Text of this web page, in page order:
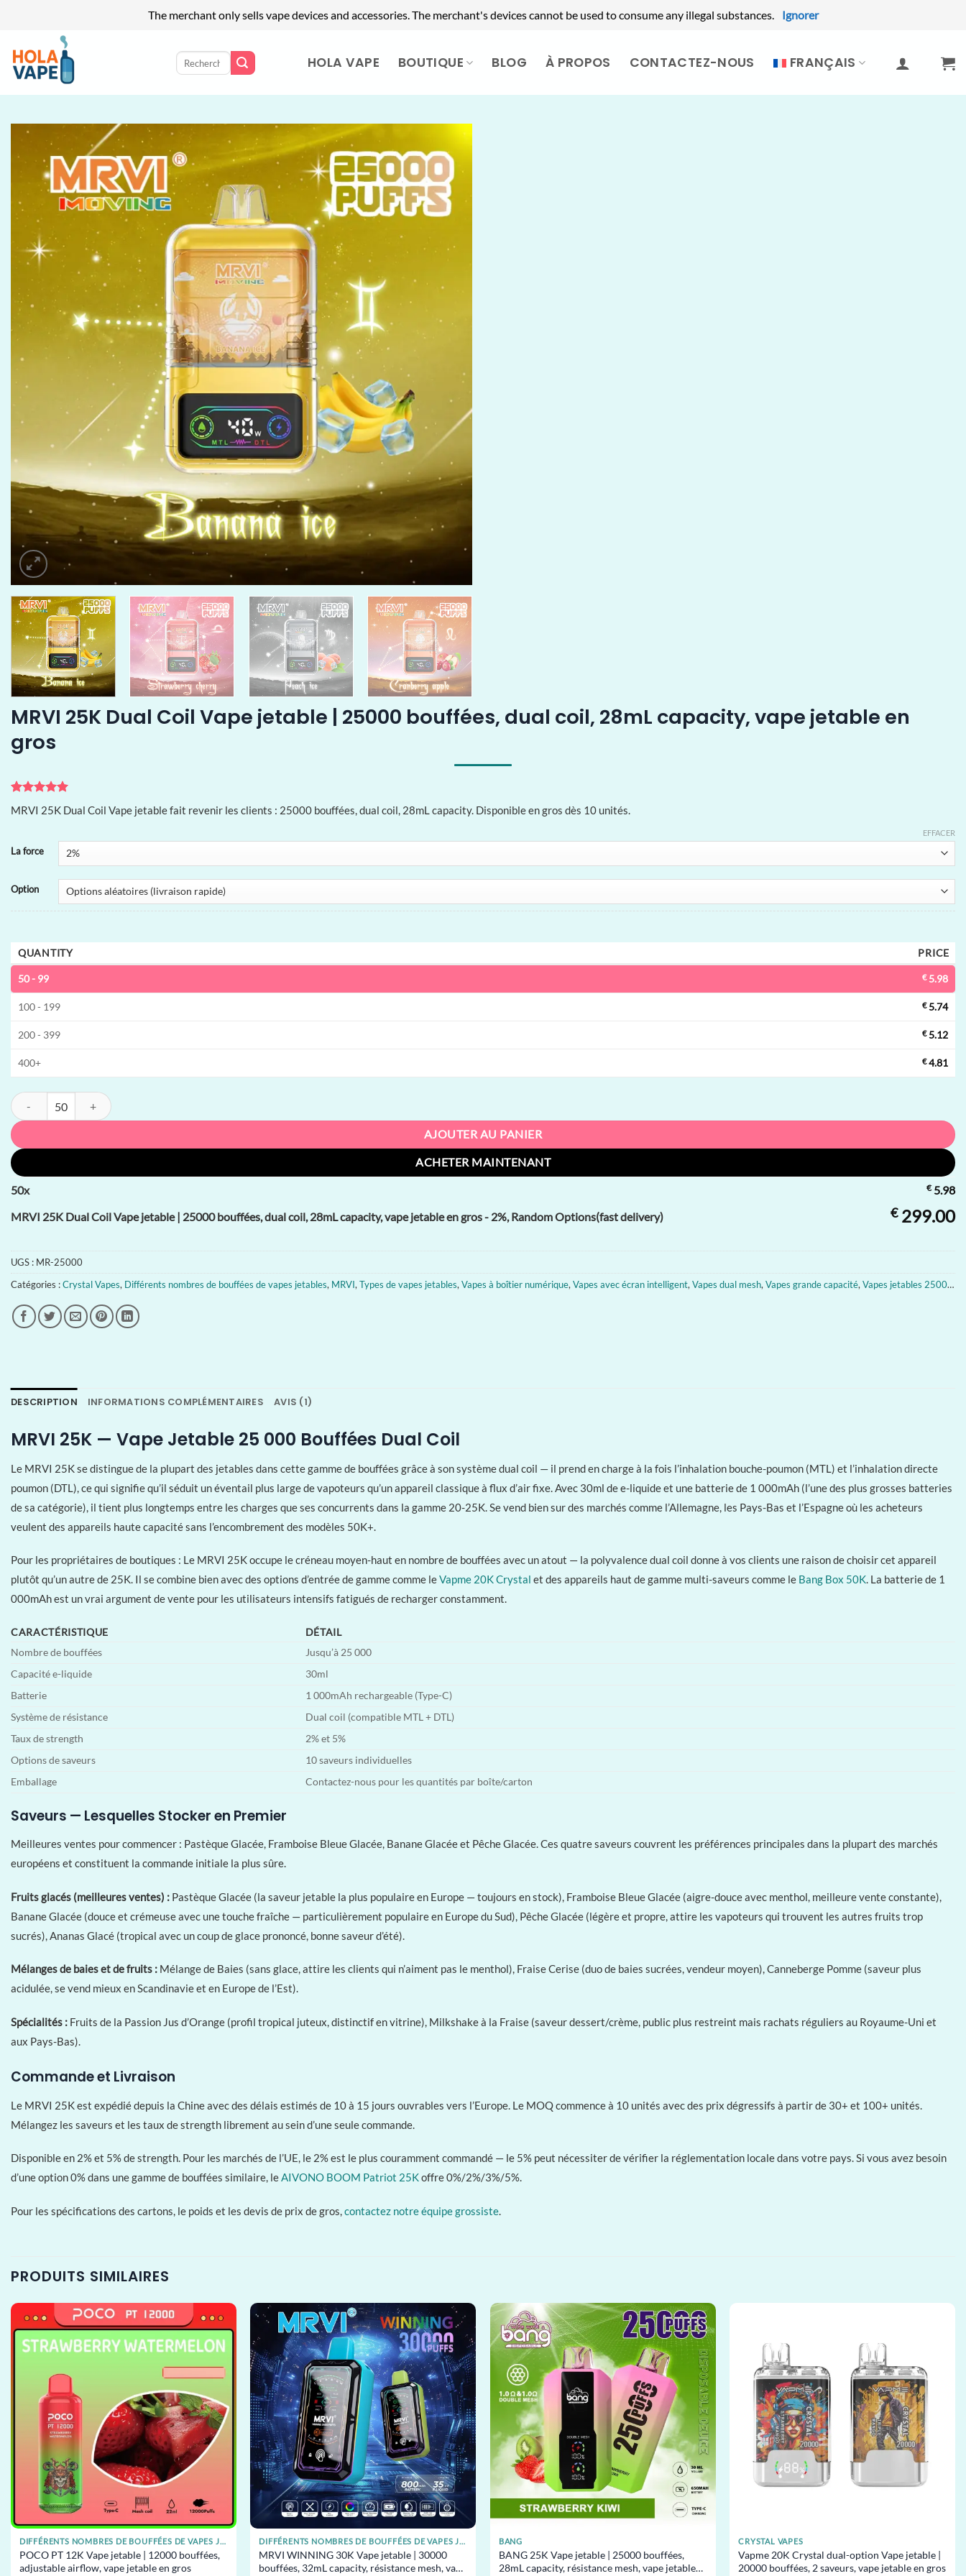
The merchant only sells vape devices and accessories. The merchant's devices cannot be used to consume any illegal substances.
Ignorer
contenu
Recherche
pour :
HOLA VAPE BOUTIQUE BLOG À PROPOS CONTACTEZ-NOUS FRANÇAIS
MRVI 25K Dual Coil Vape jetable | 25000 bouffées, dual coil, 28mL capacity, vape jetable en
gros
Noté 5sur
5 basé sur
1MRVI 25K Dual Coil Vape jetable fait revenir les clients : 25000 bouffées, dual coil, 28mL capacity. Disponible en gros dès 10 unités.
La force
Option
EFFACER
QUANTITY PRICE
50 - 99 €5.98
100 - 199 €5.74
200 - 399 €5.12
400+ €4.81
quantité de MRVI 25K Dual Coil Vape jetable | 25000 bouffées, dual coil, 28mL capacity, vape jetable en gros
AJOUTER AU PANIER
ACHETER MAINTENANT
50x €5.98
MRVI 25K Dual Coil Vape jetable | 25000 bouffées, dual coil, 28mL capacity, vape jetable en gros - 2%, Random Options(fast delivery)
€299.00
UGS : MR-25000
Catégories :Crystal Vapes, Différents nombres de bouffées de vapes jetables, MRVI, Types de vapes jetables, Vapes à boîtier numérique, Vapes avec écran intelligent, Vapes dual mesh, Vapes grande capacité, Vapes jetables 25000 bouffées
DESCRIPTION INFORMATIONS COMPLÉMENTAIRES AVIS (1)
MRVI 25K — Vape Jetable 25 000 Bouffées Dual Coil
Le MRVI 25K se distingue de la plupart des jetables dans cette gamme de bouffées grâce à son système dual coil — il prend en charge à la fois l’inhalation bouche-poumon (MTL) et l’inhalation directe
poumon (DTL), ce qui signifie qu’il séduit un éventail plus large de vapoteurs qu’un appareil classique à flux d’air fixe. Avec 30ml de e-liquide et une batterie de 1 000mAh (l’une des plus grosses batteries
de sa catégorie), il tient plus longtemps entre les charges que ses concurrents dans la gamme 20-25K. Se vend bien sur des marchés comme l’Allemagne, les Pays-Bas et l’Espagne où les acheteurs
veulent des appareils haute capacité sans l’encombrement des modèles 50K+.
Pour les propriétaires de boutiques : Le MRVI 25K occupe le créneau moyen-haut en nombre de bouffées avec un atout — la polyvalence dual coil donne à vos clients une raison de choisir cet appareil
plutôt qu’un autre de 25K. Il se combine bien avec des options d’entrée de gamme comme leVapme 20K Crystal et des appareils haut de gamme multi-saveurs comme le Bang Box 50K. La batterie de 1
000mAh est un vrai argument de vente pour les utilisateurs intensifs fatigués de recharger constamment.
CARACTÉRISTIQUE
DÉTAIL
Nombre de bouffées
Jusqu’à 25 000
Capacité e-liquide
30ml
Batterie
1 000mAh rechargeable (Type-C)
Système de résistance
Dual coil (compatible MTL + DTL)
Taux de strength
2% et 5%
Options de saveurs
10 saveurs individuelles
Emballage
Contactez-nous pour les quantités par boîte/carton
Saveurs — Lesquelles Stocker en Premier
Meilleures ventes pour commencer : Pastèque Glacée, Framboise Bleue Glacée, Banane Glacée et Pêche Glacée. Ces quatre saveurs couvrent les préférences principales dans la plupart des marchés
européens et constituent la commande initiale la plus sûre.
Fruits glacés (meilleures ventes) : Pastèque Glacée (la saveur jetable la plus populaire en Europe — toujours en stock), Framboise Bleue Glacée (aigre-douce avec menthol, meilleure vente constante),
Banane Glacée (douce et crémeuse avec une touche fraîche — particulièrement populaire en Europe du Sud), Pêche Glacée (légère et propre, attire les vapoteurs qui trouvent les autres fruits trop
sucrés), Ananas Glacé (tropical avec un coup de glace prononcé, bonne saveur d’été).
Mélanges de baies et de fruits : Mélange de Baies (sans glace, attire les clients qui n’aiment pas le menthol), Fraise Cerise (duo de baies sucrées, vendeur moyen), Canneberge Pomme (saveur plus
acidulée, se vend mieux en Scandinavie et en Europe de l’Est).
Spécialités : Fruits de la Passion Jus d’Orange (profil tropical juteux, distinctif en vitrine), Milkshake à la Fraise (saveur dessert/crème, public plus restreint mais rachats réguliers au Royaume-Uni et
aux Pays-Bas).
Commande et Livraison
Le MRVI 25K est expédié depuis la Chine avec des délais estimés de 10 à 15 jours ouvrables vers l’Europe. Le MOQ commence à 10 unités avec des prix dégressifs à partir de 30+ et 100+ unités.
Mélangez les saveurs et les taux de strength librement au sein d’une seule commande.
Disponible en 2% et 5% de strength. Pour les marchés de l’UE, le 2% est le plus couramment commandé — le 5% peut nécessiter de vérifier la réglementation locale dans votre pays. Si vous avez besoin
d’une option 0% dans une gamme de bouffées similaire, leAIVONO BOOM Patriot 25Koffre 0%/2%/3%/5%.
Pour les spécifications des cartons, le poids et les devis de prix de gros, contactez notre équipe grossiste
PRODUITS SIMILAIRES
DIFFÉRENTS NOMBRES DE BOUFFÉES DE VAPES JETABLES
POCO PT 12K Vape jetable | 12000 bouffées,
adjustable airflow, vape jetable en gros
DIFFÉRENTS NOMBRES DE BOUFFÉES DE VAPES JETABLES
MRVI WINNING 30K Vape jetable | 30000
bouffées, 32mL capacity, résistance mesh, vape
BANG
BANG 25K Vape jetable | 25000 bouffées,
28mL capacity, résistance mesh, vape jetable
CRYSTAL VAPES
Vapme 20K Crystal dual-option Vape jetable |
20000 bouffées, 2 saveurs, vape jetable en gros